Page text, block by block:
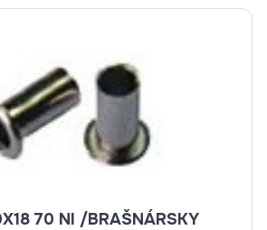
NIT DUTÝ 4,0X18 70 NI /BRAŠNÁRSKY